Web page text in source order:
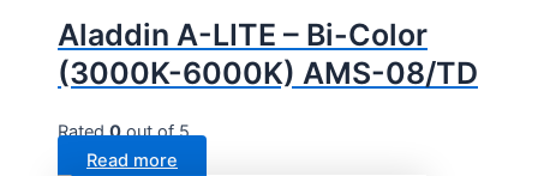
Aladdin A-LITE – Bi-Color
(3000K-6000K) AMS-08/TD
Rated0out of 5
Read more